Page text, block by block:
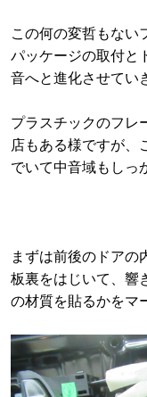
この何の変哲もない
パッケージの取付と
音へと進化させてい
プラスチックのフレ
店もある様ですが、
でいて中音域もしっ
まずは前後のドアの
板裏をはじいて、響
の材質を貼るかをマ